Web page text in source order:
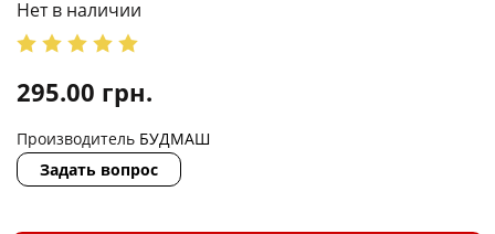
Нет в наличии
295.00 грн.
Производитель БУДМАШ
Задать вопрос